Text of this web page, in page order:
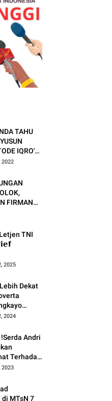
TAHU
IQRO'?
KH. AS'AD
2022
FIRMAN
ASN
TNI
2025
Dekat
2024
Andri
Terhadap
Binaannya
2023
MTsN 7